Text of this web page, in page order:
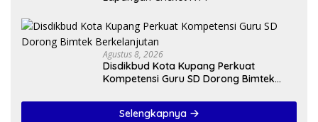
Agustus 8, 2026
Disdikbud Kota Kupang Perkuat
Kompetensi Guru SD Dorong Bimtek
Selengkapnya